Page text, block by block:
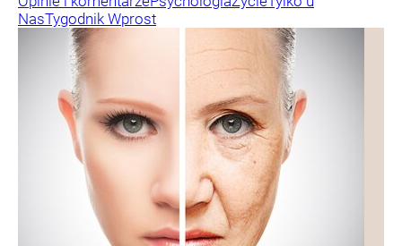
NasTygodnik Wprost